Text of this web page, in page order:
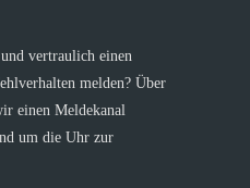
vertraulich einen
melden? Über
einen Meldekanal
um die Uhr zur